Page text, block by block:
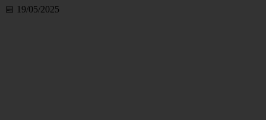
📅 19/05/2025